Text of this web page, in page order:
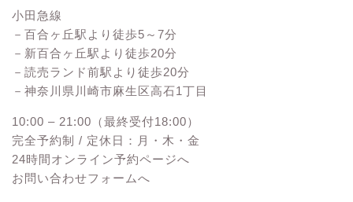
小田急線
－百合ヶ丘駅より徒歩5～7分
－新百合ヶ丘駅より徒歩20分
－読売ランド前駅より徒歩20分
－神奈川県川崎市麻生区高石1丁目
10:00 – 21:00（最終受付18:00）
完全予約制 / 定休日：月・木・金
24時間オンライン予約ページへ
お問い合わせフォームへ